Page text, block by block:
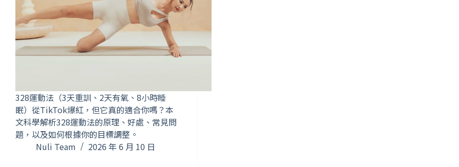
328運動法（3天重訓、2天有氧、8小時睡
眠）從TikTok爆紅，但它真的適合你嗎？本
文科學解析328運動法的原理、好處、常見問
題，以及如何根據你的目標調整。
Nuli Team
2026 年 6 月 10 日